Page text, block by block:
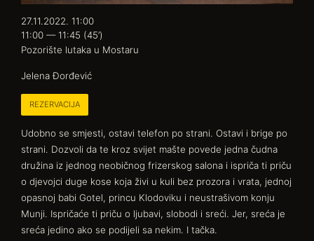
Udobno se smjesti, ostavi telefon po strani. Ostavi i brige po
strani. Dozvoli da te kroz svijet mašte povede jedna čudna
družina iz jednog neobičnog frizerskog salona i ispriča ti priču
o djevojci duge kose koja živi u kuli bez prozora i vrata, jednoj
opasnoj babi Gotel, princu Klodoviku i neustrašivom konju
Munji. Ispričaće ti priču o ljubavi, slobodi i sreći. Jer, sreća je
sreća jedino ako se podijeli sa nekim. I tačka.
27.11.2022. 11:00
11:00 — 11:45 (45’)
Pozorište lutaka u Mostaru
Jelena Đorđević
REZERVACIJA